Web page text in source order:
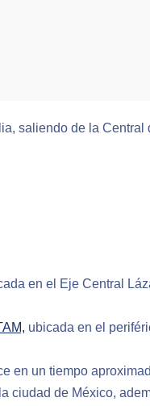
saliendo de la Central
en el Eje Central
ubicada en el
en un tiempo
ciudad de México,